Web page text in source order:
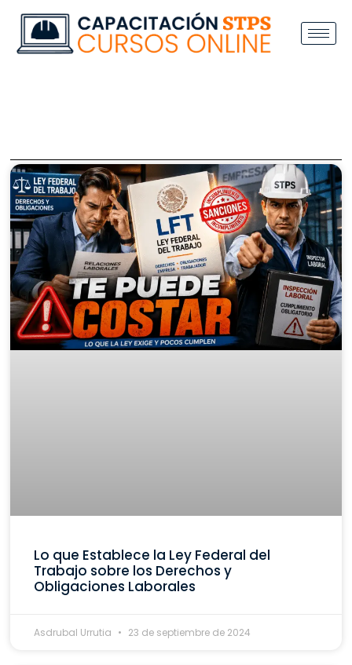
Lo que Establece la Ley Federal del
Trabajo sobre los Derechos y
Obligaciones Laborales
Asdrubal Urrutia 23 de septiembre de 2024